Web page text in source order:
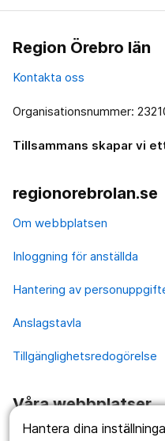
Hantera dina
Region Örebro län
Kontakta oss
Organisationsnummer:
Tillsammans skapar vi
regionorebrolan.se
Om webbplatsen
Inloggning för anställda
Hantering av
Anslagstavla
Tillgänglighetsredogörelse
Våra webbplatser
1177.se